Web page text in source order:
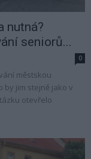
nutná?
seniorů...
0
městskou
jim stejně jako v
otevřelo